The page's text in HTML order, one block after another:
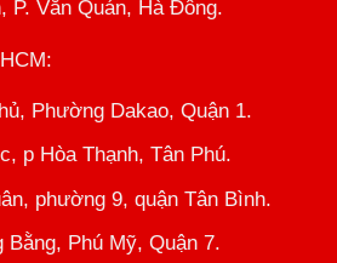
P. Văn Quán, Hà Đông.
:
Phường Dakao, Quận 1.
p Hòa Thạnh, Tân Phú.
phường 9, quận Tân Bình.
Bằng, Phú Mỹ, Quận 7.